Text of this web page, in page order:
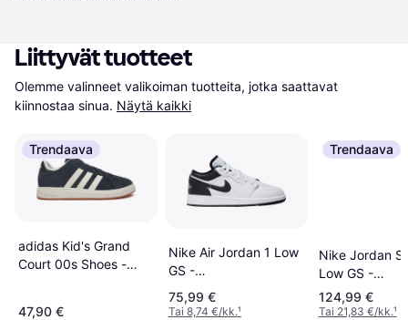
Liittyvät tuotteet
Olemme valinneet valikoiman tuotteita, jotka saattavat
kiinnostaa sinua. Näytä kaikki
Trendaava
adidas Kid's Grand
Court 00s Shoes -
47,90 €
Nike Air Jordan 1 Low
GS -
White/White/Black
75,99 €
Tai 8,74 €/kk.¹
Trendaava
Nike Jordan
Low GS -
Black/
124,99 €
Tai 21,83 €/kk.¹